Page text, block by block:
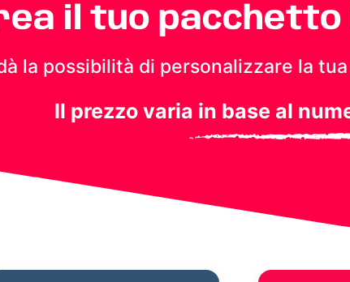
il tuo pacchetto
la possibilità di personalizzare la
Il prezzo varia in base al